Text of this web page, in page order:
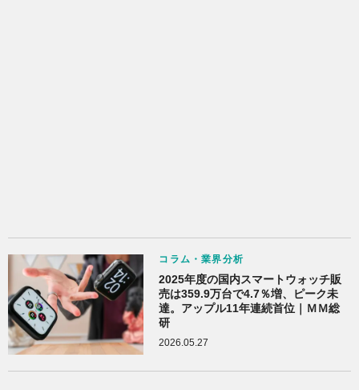
コラム・業界分析
2025年度の国内スマートウォッチ販
売は359.9万台で4.7％増、ピーク未
達。アップル11年連続首位｜ＭＭ総
研
2026.05.27